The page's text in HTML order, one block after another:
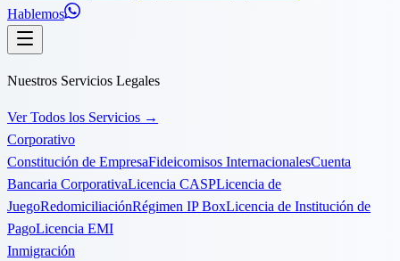
Hablemos
Nuestros Servicios Legales
Ver Todos los Servicios →
Corporativo
Constitución de EmpresaFideicomisos InternacionalesCuenta
Bancaria CorporativaLicencia CASPLicencia de
JuegoRedomiciliaciónRégimen IP BoxLicencia de Institución de
PagoLicencia EMI
Inmigración